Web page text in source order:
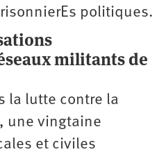
politiques.
militants de
la lutte contre la
une vingtaine
et civiles